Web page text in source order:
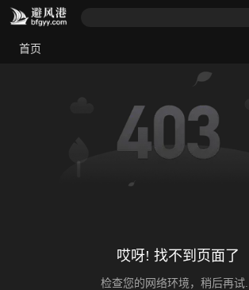
首页
哎呀! 找不到页面了
检查您的网络环境，稍后再试...